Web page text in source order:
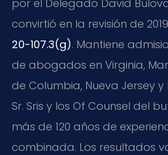
por el Delegado David
convirtió en la revisión de
20-107.3(g). Mantiene
de abogados en Virginia,
de Columbia, Nueva Jersey y
Sr. Sris y los Of Counsel del
más de 120 años de
combinada. Los resultados